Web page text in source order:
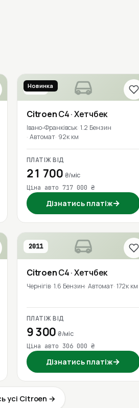
2021
Новинка
CitroenC4· Хетчбек
Івано-Франківськ 1.2 Бензин
Автомат 92к км
ПЛАТІЖ ВІД
21 700 ₴/міс
Ціна авто 717 000 ₴
Дізнатись платіж→
2011
CitroenC4· Хетчбек
Чернігів 1.6 Бензин Автомат 172к км
ПЛАТІЖ ВІД
9 300₴/міс
Ціна авто 306 000 ₴
Дізнатись платіж→
усі Citroen →